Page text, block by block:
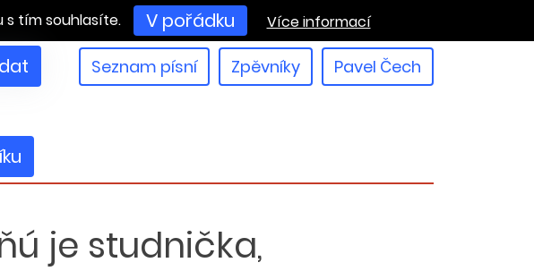
s tím souhlasíte. V pořádku Více informací
Seznam písní Zpěvníky Pavel Čech
je studnička,